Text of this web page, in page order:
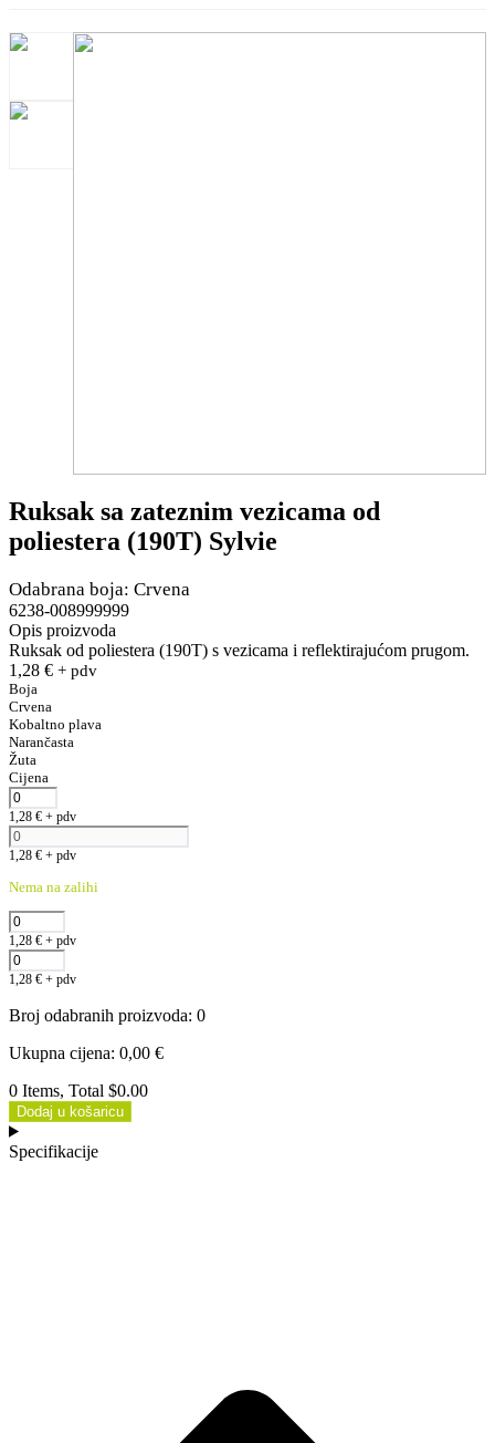
Ruksak sa zateznim vezicama od
poliestera (190T) Sylvie
Odabrana boja: Crvena
6238-008999999
Opis proizvoda
Ruksak od poliestera (190T) s vezicama i reflektirajućom prugom.
1,28 € + pdv
Boja
Crvena
Kobaltno plava
Narančasta
Žuta
Cijena
1,28 € + pdv
1,28 € + pdv
Nema na zalihi
1,28 € + pdv
1,28 € + pdv
Broj odabranih proizvoda: 0
Ukupna cijena: 0,00 €
0 Items, Total $0.00
Dodaj u košaricu
Specifikacije